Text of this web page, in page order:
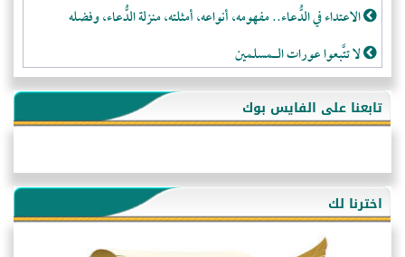
الاعتداء في الدُّعاء.. مفهومه، أنواعه، أمثلته، منزلة الدُّعاء، وفضله
لا تتَّبعوا عورات الـمسلمين
فقه النَّصيحة عند الصَّحابة الكرام رضي الله عنهم
لَا عِزَّةَ إِلَّا بِالإِسْلَامِ
هذه سبيلنا فماذا تنقمون؟!
أُسُـسُ بَـيْـتِ الـمُسْـلِمِ
التَّعْلِيمُ القُرْآنِي
تابعنا على الفايس بوك
اخترنا لك